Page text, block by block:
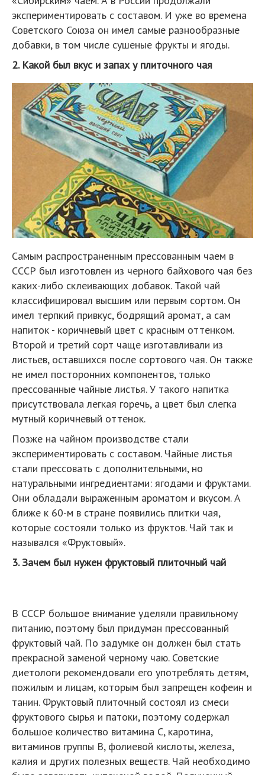
экспериментировать с составом. И уже во времена
Советского Союза он имел самые разнообразные
добавки, в том числе сушеные фрукты и ягоды.
2. Какой был вкус и запах у плиточного чая
Самым распространенным прессованным чаем в
СССР был изготовлен из черного байхового чая без
каких-либо склеивающих добавок. Такой чай
классифицировал высшим или первым сортом. Он
имел терпкий привкус, бодрящий аромат, а сам
напиток - коричневый цвет с красным оттенком.
Второй и третий сорт чаще изготавливали из
листьев, оставшихся после сортового чая. Он также
не имел посторонних компонентов, только
прессованные чайные листья. У такого напитка
присутствовала легкая горечь, а цвет был слегка
мутный коричневый оттенок.
Позже на чайном производстве стали
экспериментировать с составом. Чайные листья
стали прессовать с дополнительными, но
натуральными ингредиентами: ягодами и фруктами.
Они обладали выраженным ароматом и вкусом. А
ближе к 60-м в стране появились плитки чая,
которые состояли только из фруктов. Чай так и
назывался «Фруктовый».
3. Зачем был нужен фруктовый плиточный чай
В СССР большое внимание уделяли правильному
питанию, поэтому был придуман прессованный
фруктовый чай. По задумке он должен был стать
прекрасной заменой черному чаю. Советские
диетологи рекомендовали его употреблять детям,
пожилым и лицам, которым был запрещен кофеин и
танин. Фруктовый плиточный состоял из смеси
фруктового сырья и патоки, поэтому содержал
большое количество витамина С, каротина,
витаминов группы В, фолиевой кислоты, железа,
калия и других полезных веществ. Чай необходимо